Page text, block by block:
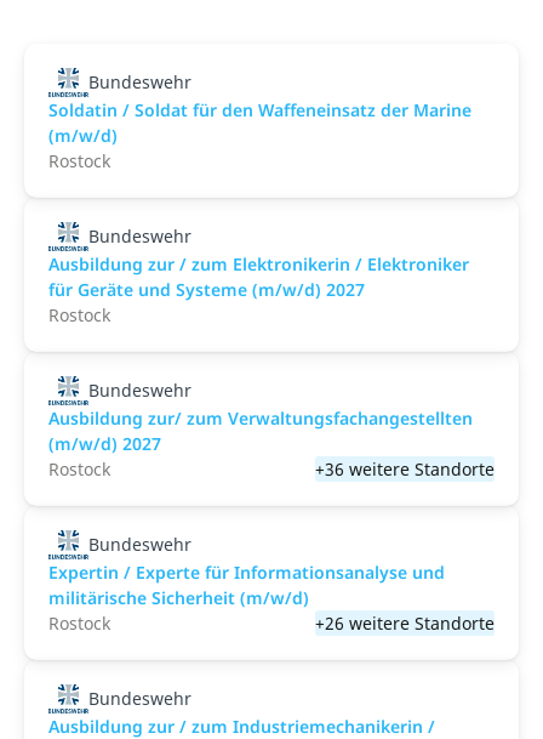
Bundeswehr
Soldatin / Soldat für den Waffen­einsatz der Marine
(m/w/d)
Rostock
Bundeswehr
Ausbildung zur / zum Elektronikerin / Elektroniker
für Geräte und Systeme (m/w/d) 2027
Rostock
Bundeswehr
Ausbildung zur/ zum Verwaltungsfachangestellten
(m/w/d) 2027
Rostock
+36 weitere Standorte
Bundeswehr
Expertin / Experte für Informationsanalyse und
militärische Sicherheit (m/w/d)
Rostock
+26 weitere Standorte
Bundeswehr
Ausbildung zur / zum Industriemechanikerin /